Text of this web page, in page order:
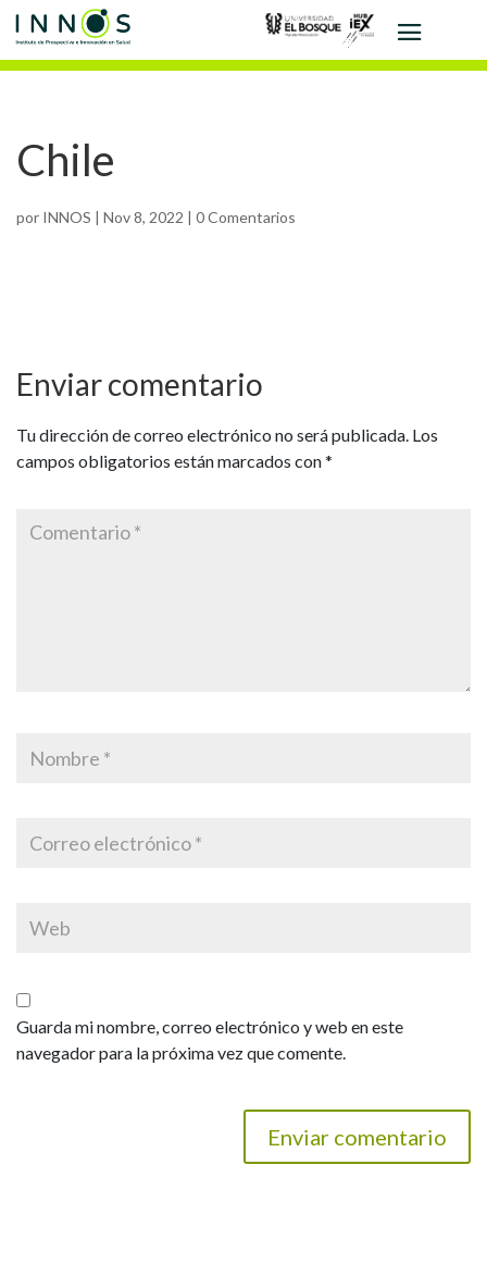
Chile
por INNOS | Nov 8, 2022 | 0 Comentarios
Enviar comentario
Tu dirección de correo electrónico no será publicada. Los
campos obligatorios están marcados con*
Guarda mi nombre, correo electrónico y web en este
navegador para la próxima vez que comente.